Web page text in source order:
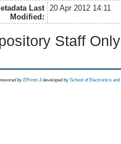
Last
Modified:
20 Apr 2012 14:11
Staff
byEPrints 3 developed by School of Electronics